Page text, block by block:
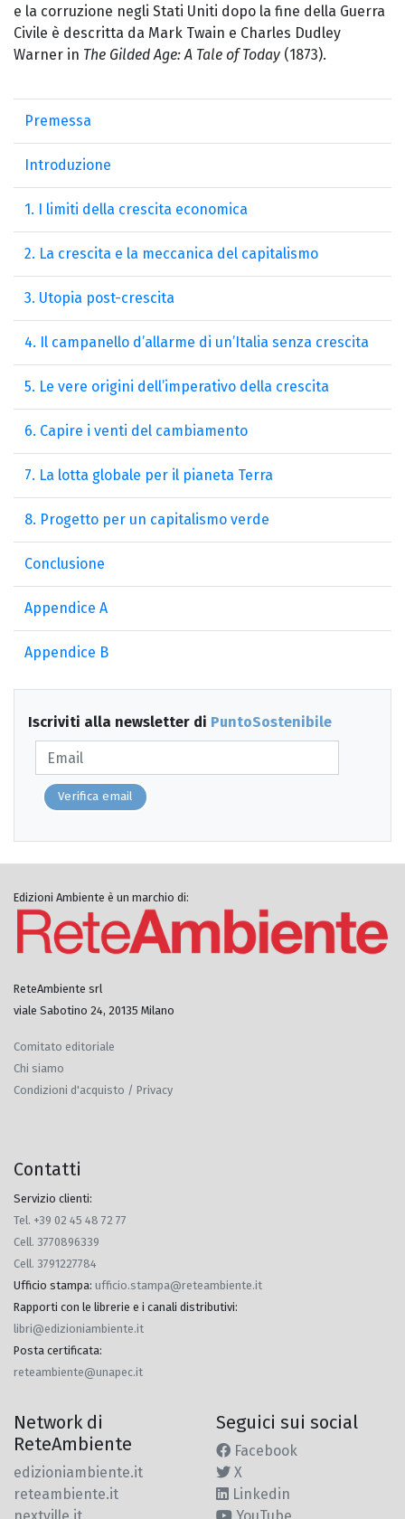
e la corruzione negli Stati Uniti dopo la fine della Guerra
Civile è descritta da Mark Twain e Charles Dudley
Warner in The Gilded Age: A Tale of Today (1873).
Premessa
Introduzione
1. I limiti della crescita economica
2. La crescita e la meccanica del capitalismo
3. Utopia post-crescita
4. Il campanello d’allarme di un’Italia senza crescita
5. Le vere origini dell’imperativo della crescita
6. Capire i venti del cambiamento
7. La lotta globale per il pianeta Terra
8. Progetto per un capitalismo verde
Conclusione
Appendice A
Appendice B
Iscriviti alla newsletter di PuntoSostenibile
Verifica email
Edizioni Ambiente è un marchio di:
ReteAmbiente srl
viale Sabotino 24, 20135 Milano
Comitato editoriale
Chi siamo
Condizioni d'acquisto / Privacy
Contatti
Servizio clienti:
Tel. +39 02 45 48 72 77
Cell. 3770896339
Cell. 3791227784
Ufficio stampa: ufficio.stampa@reteambiente.it
Rapporti con le librerie e i canali distributivi:
libri@edizioniambiente.it
Posta certificata:
reteambiente@unapec.it
Network di
ReteAmbiente
edizioniambiente.it
reteambiente.it
Seguici sui social
Facebook
X
Linkedin